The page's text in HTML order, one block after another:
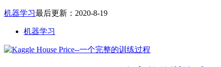
机器学习最后更新：2020-8-19
机器学习